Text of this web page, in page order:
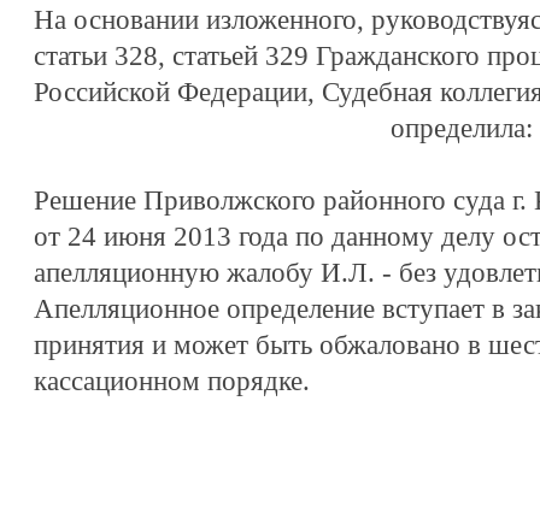
На основании изложенного,
статьи 328, статьей 329 Гражданского
Российской Федерации, Судебная
определила:
Решение Приволжского районного суда г.
от 24 июня 2013 года по данному делу
апелляционную жалобу И.Л. - без
Апелляционное определение вступает в
принятия и может быть обжаловано в
кассационном порядке.